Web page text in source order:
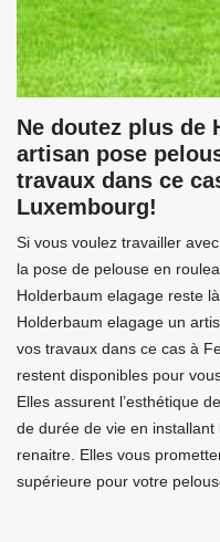
Ne doutez plus de
artisan pose
travaux dans ce
Luxembourg!
Si vous voulez travailler
la pose de pelouse en
Holderbaum elagage reste
Holderbaum elagage un
vos travaux dans ce cas à
restent disponibles pour
Elles assurent l’esthétique
de durée de vie en
renaitre. Elles vous
supérieure pour votre